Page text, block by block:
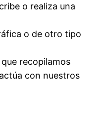
o realiza una
o de otro tipo
recopilamos
con nuestros